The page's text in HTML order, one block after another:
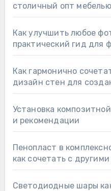
столичный опт
Как улучшить любое
практический гид для
Как гармонично
дизайн стен для
Установка
и рекомендации
Пенопласт в
как сочетать с
Светодиодные шары